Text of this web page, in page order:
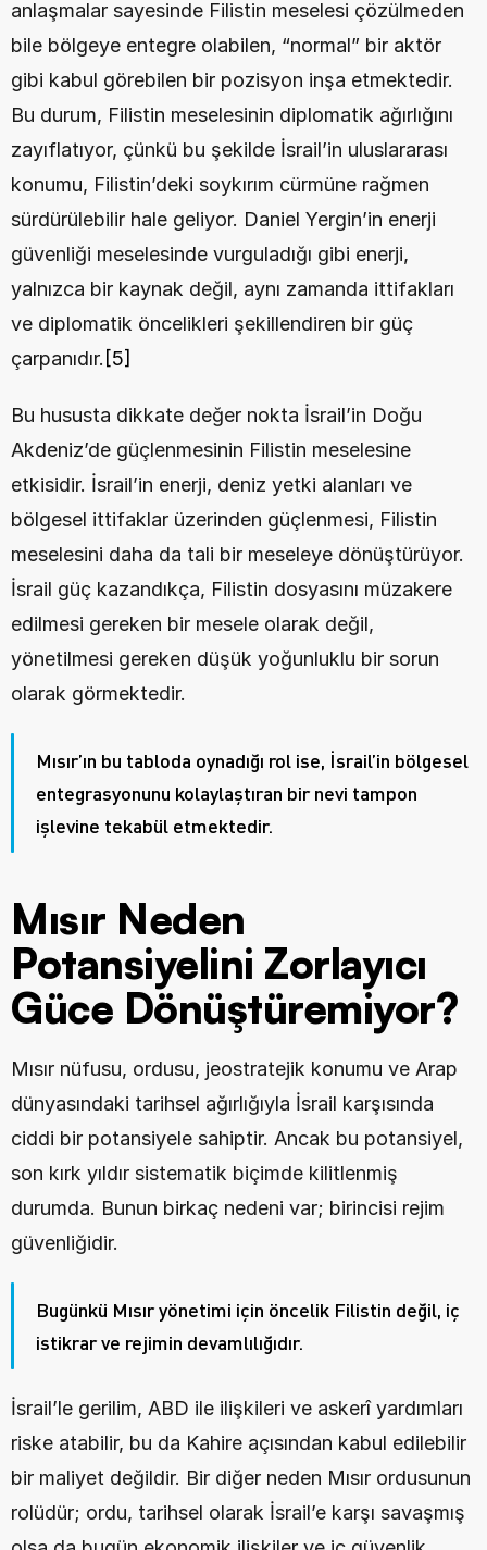
anlaşmalar sayesinde Filistin meselesi çözülmeden
bile bölgeye entegre olabilen, “normal” bir aktör
gibi kabul görebilen bir pozisyon inşa etmektedir.
Bu durum, Filistin meselesinin diplomatik ağırlığını
zayıflatıyor, çünkü bu şekilde İsrail’in uluslararası
konumu, Filistin’deki soykırım cürmüne rağmen
sürdürülebilir hale geliyor. Daniel Yergin’in enerji
güvenliği meselesinde vurguladığı gibi enerji,
yalnızca bir kaynak değil, aynı zamanda ittifakları
ve diplomatik öncelikleri şekillendiren bir güç
çarpanıdır. [5]
Bu hususta dikkate değer nokta İsrail’in Doğu
Akdeniz’de güçlenmesinin Filistin meselesine
etkisidir. İsrail’in enerji, deniz yetki alanları ve
bölgesel ittifaklar üzerinden güçlenmesi, Filistin
meselesini daha da tali bir meseleye dönüştürüyor.
İsrail güç kazandıkça, Filistin dosyasını müzakere
edilmesi gereken bir mesele olarak değil,
yönetilmesi gereken düşük yoğunluklu bir sorun
olarak görmektedir.
Mısır’ın bu tabloda oynadığı rol ise, İsrail’in bölgesel
entegrasyonunu kolaylaştıran bir nevi tampon
işlevine tekabül etmektedir.
Mısır Neden
Potansiyelini Zorlayıcı
Güce Dönüştüremiyor?
Mısır nüfusu, ordusu, jeostratejik konumu ve Arap
dünyasındaki tarihsel ağırlığıyla İsrail karşısında
ciddi bir potansiyele sahiptir. Ancak bu potansiyel,
son kırk yıldır sistematik biçimde kilitlenmiş
durumda. Bunun birkaç nedeni var; birincisi rejim
güvenliğidir.
Bugünkü Mısır yönetimi için öncelik Filistin değil, iç
istikrar ve rejimin devamlılığıdır.
İsrail’le gerilim, ABD ile ilişkileri ve askerî yardımları
riske atabilir, bu da Kahire açısından kabul edilebilir
bir maliyet değildir. Bir diğer neden Mısır ordusunun
rolüdür; ordu, tarihsel olarak İsrail’e karşı savaşmış